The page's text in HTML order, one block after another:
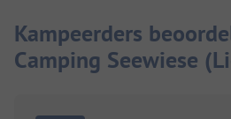
Kampeerders
Camping Seewiese